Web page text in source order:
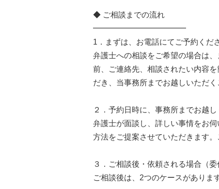
◆ ご相談までの流れ
━━━━━━━━━━━━
1．まずは、お電話にてご予約くだ
弁護士への相談をご希望の場合は
前、ご連絡先、相談されたい内容
だき、当事務所までお越しいただく
２．予約日時に、事務所までお越し
弁護士が面談し、詳しい事情をお
方法をご提案させていただきます
３．ご相談後・依頼される場合（委
ご相談後は、2つのケースがあります